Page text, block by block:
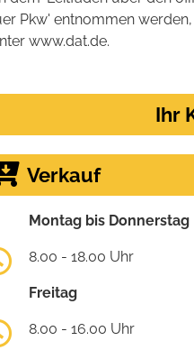
Pkw' entnommen
www.dat.de.
Ihr
Verkauf
Montag bis Donnerstag
8.00 - 18.00 Uhr
Freitag
8.00 - 16.00 Uhr